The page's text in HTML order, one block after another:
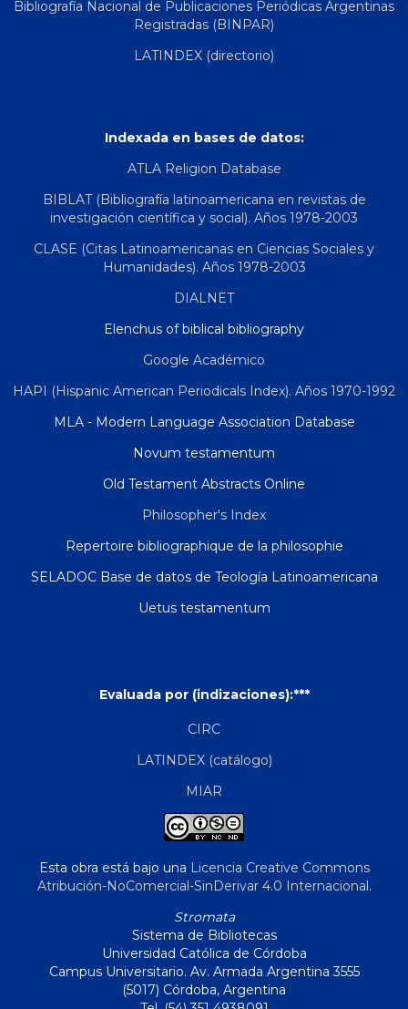
Bibliografía Nacional de Publicaciones Periódicas Argentinas
Registradas (BINPAR)
LATINDEX (directorio)
Indexada en bases de datos:
ATLA Religion Database
BIBLAT (Bibliografía latinoamericana en revistas de
investigación científica y social). Años 1978-2003
CLASE (Citas Latinoamericanas en Ciencias Sociales y
Humanidades). Años 1978-2003
DIALNET
Elenchus of biblical bibliography
Google Académico
HAPI (Hispanic American Periodicals Index). Años 1970-1992
MLA - Modern Language Association Database
Novum testamentum
Old Testament Abstracts Online
Philosopher's Index
Repertoire bibliographique de la philosophie
SELADOC Base de datos de Teología Latinoamericana
Uetus testamentum
Evaluada por (indizaciones):***
CIRC
LATINDEX (catálogo)
MIAR
Esta obra está bajo una Licencia Creative Commons
Atribución-NoComercial-SinDerivar 4.0 Internacional.
Stromata
Sistema de Bibliotecas
Universidad Católica de Córdoba
Campus Universitario. Av. Armada Argentina 3555
(5017) Córdoba, Argentina